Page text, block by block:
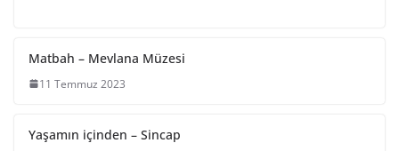
Matbah – Mevlana Müzesi
11 Temmuz 2023
Yaşamın içinden – Sincap